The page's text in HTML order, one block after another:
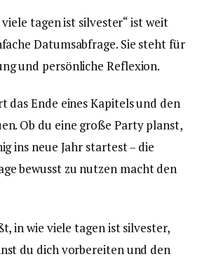
viele tagen ist silvester“ ist weit
Datumsabfrage. Sie steht für
und persönliche Reflexion.
das Ende eines Kapitels und den
Ob du eine große Party planst,
ins neue Jahr startest – die
bewusst zu nutzen macht den
in wie viele tagen ist silvester,
du dich vorbereiten und den